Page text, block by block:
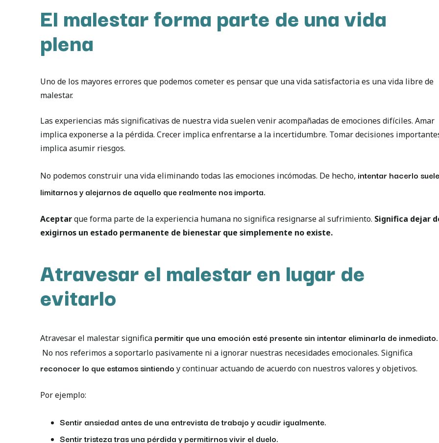
El malestar forma parte de una vida
plena
Uno de los mayores errores que podemos cometer es pensar que una vida satisfactoria es una vida libre de
malestar.
Las experiencias más significativas de nuestra vida suelen venir acompañadas de emociones difíciles. Amar
implica exponerse a la pérdida. Crecer implica enfrentarse a la incertidumbre. Tomar decisiones
implica asumir riesgos.
No podemos construir una vida eliminando todas las emociones incómodas. De hecho, intentar hacerlo
limitarnos y alejarnos de aquello que realmente nos importa.
Aceptarque forma parte de la experiencia humana no significa resignarse al sufrimiento. Significa dejar
exigirnos un estado permanente de bienestar que simplemente no existe.
Atravesar el malestar en lugar de
evitarlo
Atravesar el malestar significa permitir que una emoción esté presente sin intentar eliminarla de inmediato.
No nos referimos a soportarlo pasivamente ni a ignorar nuestras necesidades emocionales. Significa
reconocer lo que estamos sintiendoy continuar actuando de acuerdo con nuestros valores y objetivos.
Por ejemplo:
Sentir ansiedad antes de una entrevista de trabajo y acudir igualmente.
Sentir tristeza tras una pérdida y permitirnos vivir el duelo.